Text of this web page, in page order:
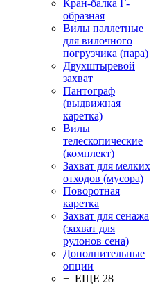
Кран-балка Г-
образная
Вилы паллетные
для вилочного
погрузчика (пара)
Двухштыревой
захват
Пантограф
(выдвижная
каретка)
Вилы
телескопические
(комплект)
Захват для мелких
отходов (мусора)
Поворотная
каретка
Захват для сенажа
(захват для
рулонов сена)
Дополнительные
опции
+ ЕЩЕ 28